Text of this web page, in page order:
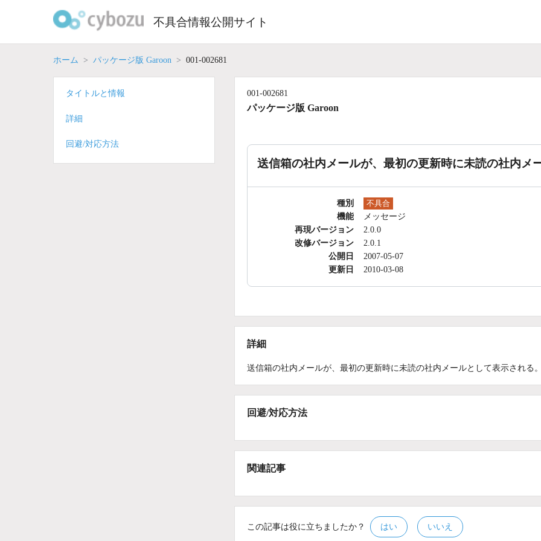
不具合情報公開サイト
ホーム パッケージ版 Garoon 001-002681
001-002681
パッケージ版 Garoon
送信箱の社内メールが、最初の更新時に未読の社内メ
種別 不具合
機能
メッセージ
再現バージョン
2.0.0
改修バージョン
2.0.1
公開日
2007-05-07
更新日
2010-03-08
詳細
送信箱の社内メールが、最初の更新時に未読の社内メールとして表示される
回避/対応方法
関連記事
この記事は役に立ちましたか？ はい いいえ
タイトルと情報
詳細
回避/対応方法